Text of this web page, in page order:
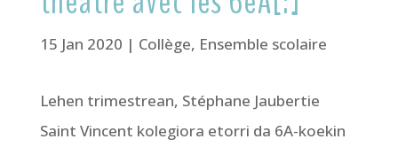
15 Jan 2020 | Collège, Ensemble scolaire
Lehen trimestrean, Stéphane Jaubertie
Saint Vincent kolegiora etorri da 6A-koekin